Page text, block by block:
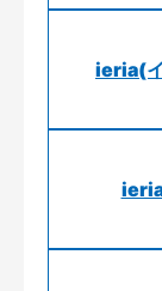
ieria(